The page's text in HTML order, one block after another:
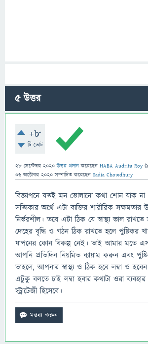
5উত্তর
+8
টি ভোট
28 সেপ্টেম্বর 2020 উত্তর প্রদান করেছেন HABA Audrita Roy (
06 অক্টোবর 2020 সম্পাদিত করেছেন Sadia Chowdhury
বিজ্ঞাপনে যতই মন ভোলানো কথা শোন যাক
সত্যিকার অর্থে এটা ব্যক্তির শারীরিক
নির্ভরশীল। তবে এটা ঠিক যে স্বাস্থ্য ভাল
দেহের বৃদ্ধি ও গঠন ঠিক রাখতে হলে পুষ্টিকর
যাপনের কোন বিকল্প নেই। তাই আমার মতে
আপনি প্রতিদিন নিয়মিত ব্যায়াম করুন এবং
তাহলে, আপনার স্বাস্থ্য ও ঠিক হবে লম্বা ও
এটুকু বলতে চাই লম্বা হবার কথাটা ওরা ব্যবহার
স্ট্রাটেজী হিসেবে।